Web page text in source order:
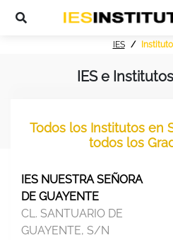
IES
IES e
Todos los Institutos en
todos los
IES NUESTRA SEÑORA
DE GUAYENTE
CL. SANTUARIO DE
GUAYENTE, S/N